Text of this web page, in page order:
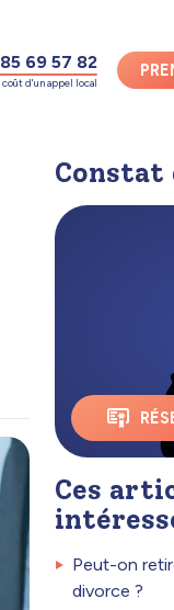
69 57 82
coût d'un appel local
Ces
Peut-on
divorce ?